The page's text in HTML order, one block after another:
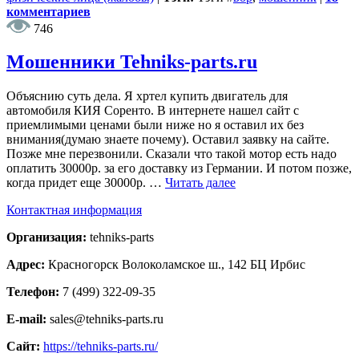
комментариев
746
Мошенники Tehniks-parts.ru
Объяснию суть дела. Я хртел купить двигатель для
автомобиля КИЯ Соренто. В интернете нашел сайт с
приемлимыми ценами были ниже но я оставил их без
внимания(думаю знаете почему). Оставил заявку на сайте.
Позже мне перезвонили. Сказали что такой мотор есть надо
оплатить 30000р. за его доставку из Германии. И потом позже,
когда придет еще 30000р. … Читать далее
Контактная информация
Организация: tehniks-parts
Адрес: Красногорск Волоколамское ш., 142 БЦ Ирбис
Телефон: 7 (499) 322-09-35
E-mail: sales@tehniks-parts.ru
Сайт: https://tehniks-parts.ru/